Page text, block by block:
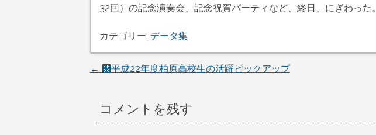
32回）の記念演奏会、記念祝賀パーティなど、終日、にぎわった。
カテゴリー: データ集
投
ナ
← ＀︀平成22年度柏原高校生の活躍ピックアップ
コメントを残す